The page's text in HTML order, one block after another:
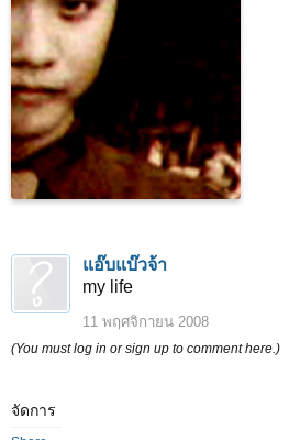
แอ๊บแบ๊วจ้า
my life
11 พฤศจิกายน 2008
(You must log in or sign up to comment here.)
จัดการ